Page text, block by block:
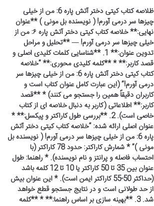
ظلاصه کتاب کیتی دختر آتش پاره 6: من از خیلی
چیزها سر درمی آورم! ( نویسنده بل مونی ) **عنوان
نهایی:** خلاصه کتاب کیتی دختر آتش پاره ۶: من از
خیلی چیزها سر درمی آورم! — **تحلیل و مراحل
تدوین عنوان:** 1. **شناسایی کلمات کلیدی اصلی و
قصد کاربر:** * **کلمه کلیدی محوری:** “خلاصه
کتاب کیتی دختر آتش پاره 6: من از خیلی چیزها سر
درمی آورم!” (این عبارت کامل عنوان کتاب است و
کاربران دقیقاً همین را جستجو می کنند) * **قصد
کاربر:** اطلاعاتی (کاربر به دنبال خلاصه ای از کتاب
خاصی است). 2. **بررسی طول کاراکتر و پیکسل:** *
عنوان اصلی ارائه شده: “خلاصه کتاب کیتی دختر آتش
پاره 6: من از خیلی چیزها سر درمی آورم! ( نویسنده بل
مونی )” * شمارش کاراکتر: حدود 78 کاراکتر (با
احتساب فاصله و پرانتز و نام نویسنده). * راهنما: طول
عنوان بین 35 تا 50 کاراکتر یا 10 تا 12 کلمه باشد
(حداکثر 50-55 کاراکتر ایمن است). * این عنوان بیش
از حد طولانی است و در نتایج جستجو قطع خواهد
شد. 3. **بهینه سازی بر اساس راهنما:** * **کلمه